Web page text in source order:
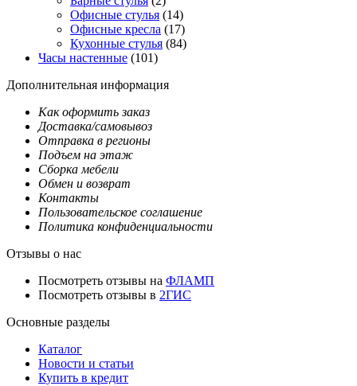
Офисные стулья (14)
Офисные кресла (17)
Кухонные стулья (84)
Часы настенные (101)
Дополнительная информация
Как оформить заказ
Доставка/самовывоз
Отправка в регионы
Подъем на этаж
Сборка мебели
Обмен и возврат
Контакты
Пользовательское соглашение
Политика конфиденциальности
Отзывы о нас
Посмотреть отзывы на ФЛАМП
Посмотреть отзывы в 2ГИС
Основные разделы
Каталог
Новости и статьи
Купить в кредит